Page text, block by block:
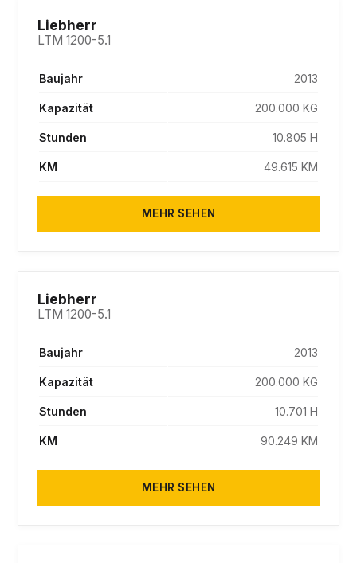
Liebherr
LTM 1200-5.1
Baujahr 2013
Kapazität 200.000 KG
Stunden 10.805 H
KM 49.615 KM
MEHR SEHEN
Liebherr
LTM 1200-5.1
Baujahr 2013
Kapazität 200.000 KG
Stunden 10.701 H
KM 90.249 KM
MEHR SEHEN